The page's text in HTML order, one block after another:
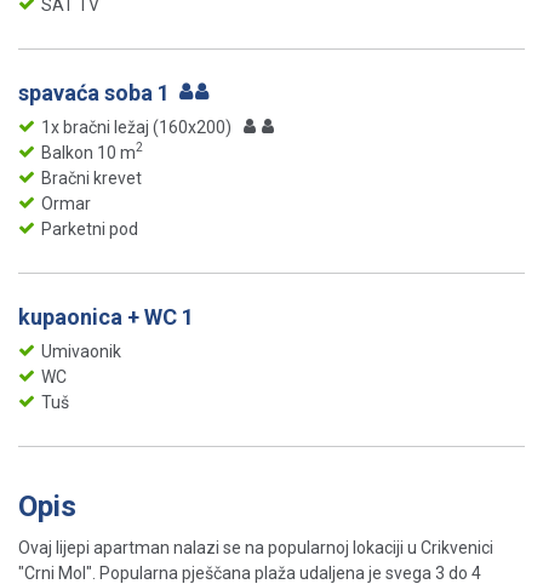
SAT TV
spavaća soba 1
1x bračni ležaj (160x200)
Balkon 10 m2
Bračni krevet
Ormar
Parketni pod
kupaonica + WC 1
Umivaonik
WC
Tuš
Opis
Ovaj lijepi apartman nalazi se na popularnoj lokaciji u Crikvenici
"Crni Mol". Popularna pješčana plaža udaljena je svega 3 do 4